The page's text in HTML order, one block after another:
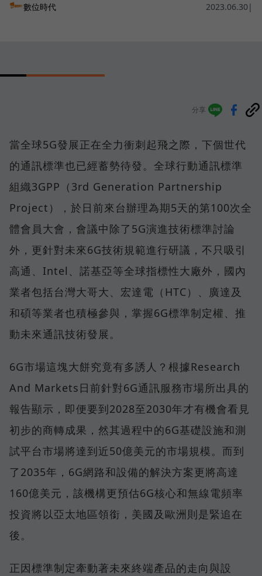
數位時代 2023.06.30 |
分享
當全球5G發展正在全力衝刺起飛之際，下個世代
的通訊標準也已經蓄勢待發。全球行動通訊標準
組織3GPP（3rd Generation Partnership
Project），於日前來台辦理為期5天的第100次全
體會員大會，會議中除了5G演進技術標準討論
外，更針對未來6G技術規範進行研議，不只吸引
高通、Intel、諾基亞等全球指標性大廠外，國內
業者包括台灣大哥大、宏達電（HTC）、廣達及
和碩等業者也積極參與，掌握6G標準制定權、推
動未來通訊技術發展。
6G市場這塊大餅究竟有多誘人？根據Research
And Markets日前針對6G通訊服務市場所出具的
報告顯示，即便要到2028至2030年才有機會看見
初步的商轉成果，然其過程中的6G基礎設施和測
試平台市場將達到近50億美元的市場規模。而到
了2035年，6G網路和設備的解決方案更將高達
160億美元，該機構更預估6G核心和無線電頻率
投資將以亞太地區領銜，美國及歐洲則是緊追在
後。
正因標準制定牽動著未來終端產品的走向與設